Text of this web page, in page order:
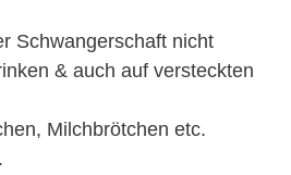
Schwangerschaft nicht
& auch auf versteckten
Milchbrötchen etc.